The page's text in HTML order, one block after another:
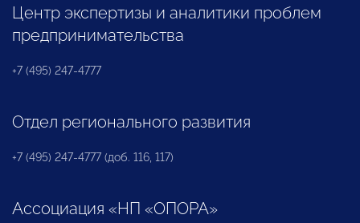
Центр экспертизы и аналитики проблем
предпринимательства
+7 (495) 247-4777
Отдел регионального развития
+7 (495) 247-4777 (доб. 116, 117)
Ассоциация «НП «ОПОРА»